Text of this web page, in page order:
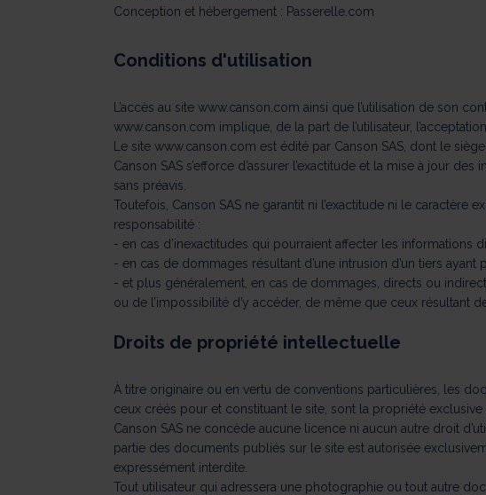
Conception et hébergement : Passerelle.com
Conditions d'utilisation
L’accès au site www.canson.com ainsi que l’utilisation de son
www.canson.com implique, de la part de l’utilisateur,
Le site www.canson.com est édité par Canson SAS, dont le
Canson SAS s’efforce d’assurer l’exactitude et la mise à jour
sans préavis.
Toutefois, Canson SAS ne garantit ni l’exactitude ni le caractère
responsabilité :
- en cas d’inexactitudes qui pourraient affecter les informations
- en cas de dommages résultant d’une intrusion d’un tiers
- et plus généralement, en cas de dommages, directs ou
ou de l’impossibilité d’y accéder, de même que ceux résultant
Droits de propriété intellectuelle
À titre originaire ou en vertu de conventions particulières, les
ceux créés pour et constituant le site, sont la propriété exclusive
Canson SAS ne concède aucune licence ni aucun autre droit
partie des documents publiés sur le site est autorisée
expressément interdite.
Tout utilisateur qui adressera une photographie ou tout autre